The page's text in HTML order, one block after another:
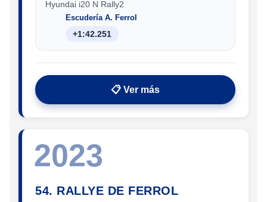
Hyundai i20 N Rally2
Escudería A. Ferrol
+1:42.251
📋 Ver más
2023
54. RALLYE DE FERROL